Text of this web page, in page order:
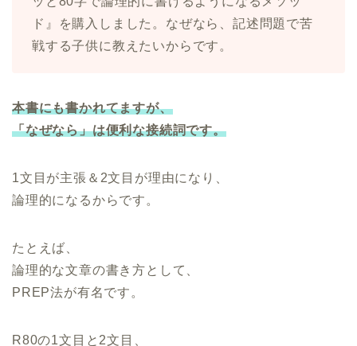
ド』を購入しました。なぜなら、記述問題で苦
戦する子供に教えたいからです。
本書にも書かれてますが、
「なぜなら」は便利な接続詞です。
1文目が主張＆2文目が理由になり、
論理的になるからです。
たとえば、
論理的な文章の書き方として、
PREP法が有名です。
R80の1文目と2文目、